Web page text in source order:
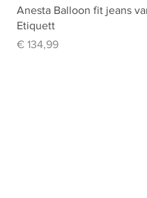
Anesta Balloon fit jeans
Etiquett
Prijs
€ 134,99